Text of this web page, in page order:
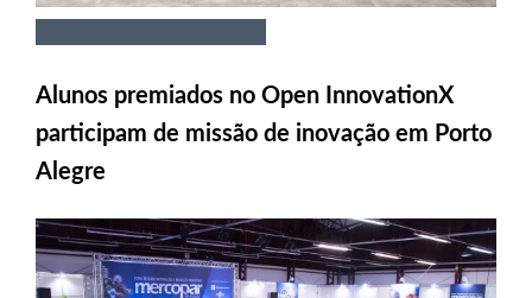
Alunos premiados no Open InnovationX
participam de missão de inovação em Porto
Alegre